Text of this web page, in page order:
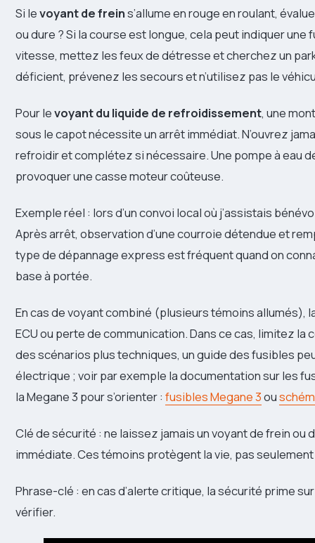
Si levoyant de freins’allume en rouge en roulant,
ou dure ? Si la course est longue, cela peut indiquer
vitesse, mettez les feux de détresse et cherchez un
déficient, prévenez les secours et n’utilisez pas le
Pour levoyant du liquide de refroidissement, une
sous le capot nécessite un arrêt immédiat. N’ouvrez
refroidir et complétez si nécessaire. Une pompe à eau
provoquer une casse moteur coûteuse.
Exemple réel : lors d’un convoi local où j’assistais
Après arrêt, observation d’une courroie détendue et
type de dépannage express est fréquent quand on
base à portée.
En cas de voyant combiné (plusieurs témoins allumés),
ECU ou perte de communication. Dans ce cas, limitez
des scénarios plus techniques, un guide des fusibles
électrique ; voir par exemple la documentation sur les
la Megane 3 pour s’orienter : fusibles Megane 3ou
Clé de sécurité : ne laissez jamais un voyant de frein ou
immédiate. Ces témoins protègent la vie, pas
Phrase-clé : en cas d’alerte critique, la sécurité prime
vérifier.